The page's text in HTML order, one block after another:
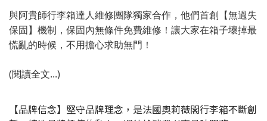
與阿貴師行李箱達人維修團隊獨家合作，他們首創【無過失
保固】機制，保固內無條件免費維修！讓大家在箱子壞掉最
慌亂的時候，不用擔心求助無門！
(閱讀全文...)
【品牌信念】堅守品牌理念，是法國奧莉薇閣行李箱不斷創